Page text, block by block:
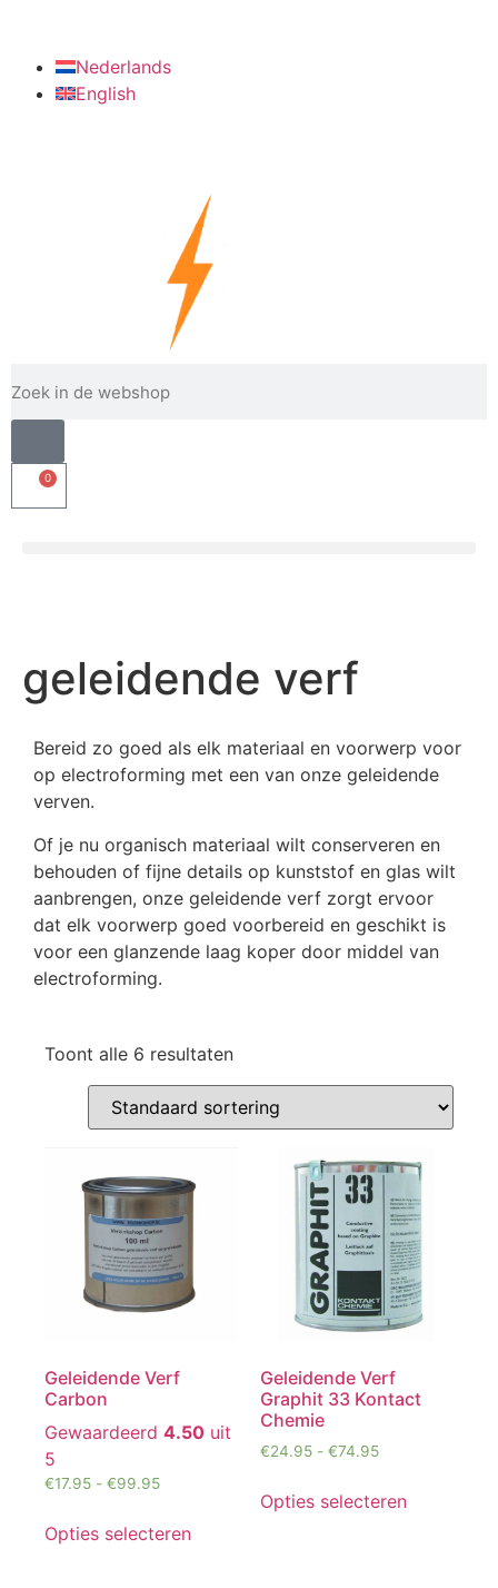
Nederlands
English
0
geleidende verf
Bereid zo goed als elk materiaal en voorwerp voor
op electroforming met een van onze geleidende
verven.
Of je nu organisch materiaal wilt conserveren en
behouden of fijne details op kunststof en glas wilt
aanbrengen, onze geleidende verf zorgt ervoor
dat elk voorwerp goed voorbereid en geschikt is
voor een glanzende laag koper door middel van
electroforming.
Toont alle 6 resultaten
Geleidende Verf
Carbon
Gewaardeerd 4.50 uit
5
€17.95 - €99.95
Opties selecteren
Geleidende Verf
Graphit 33 Kontact
Chemie
€24.95 - €74.95
Opties selecteren